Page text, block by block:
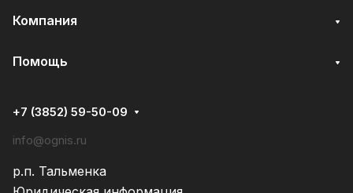
Компания
Помощь
+7 (3852) 59-50-09
info@ognis.ru
р.п. Тальменка